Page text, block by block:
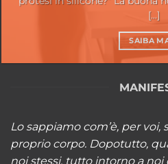
[...]
SAIBA
Lo sappiamo com’è, per voi,
proprio corpo. Dopotutto,
noi stessi, tutto intorno a noi